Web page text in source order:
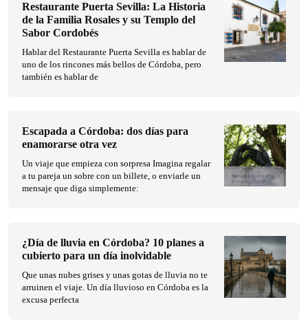
Restaurante Puerta Sevilla: La Historia
de la Familia Rosales y su Templo del
Sabor Cordobés
Hablar del Restaurante Puerta Sevilla es hablar de
uno de los rincones más bellos de Córdoba, pero
también es hablar de
Escapada a Córdoba: dos días para
enamorarse otra vez
Un viaje que empieza con sorpresa Imagina regalar
a tu pareja un sobre con un billete, o enviarle un
mensaje que diga simplemente:
¿Día de lluvia en Córdoba? 10 planes a
cubierto para un día inolvidable
Que unas nubes grises y unas gotas de lluvia no te
arruinen el viaje. Un día lluvioso en Córdoba es la
excusa perfecta